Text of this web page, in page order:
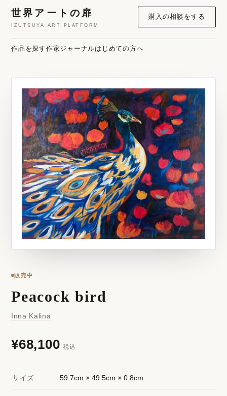
世界アートの扉
IZUTSUYA ART PLATFORM
作品を探す作家ジャーナルはじめての方へ
購入の相談をする
販売中
Peacock bird
Inna Kalina
¥68,100 税込
サイズ 59.7cm × 49.5cm × 0.8cm